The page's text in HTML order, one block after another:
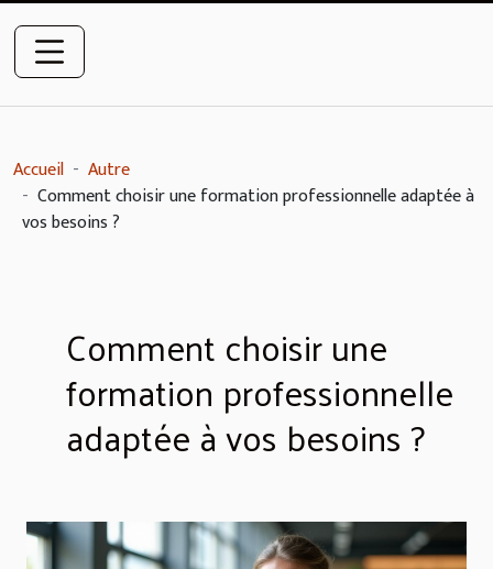
Accueil
Autre
Comment choisir une formation professionnelle adaptée à
vos besoins ?
Comment choisir une
formation professionnelle
adaptée à vos besoins ?